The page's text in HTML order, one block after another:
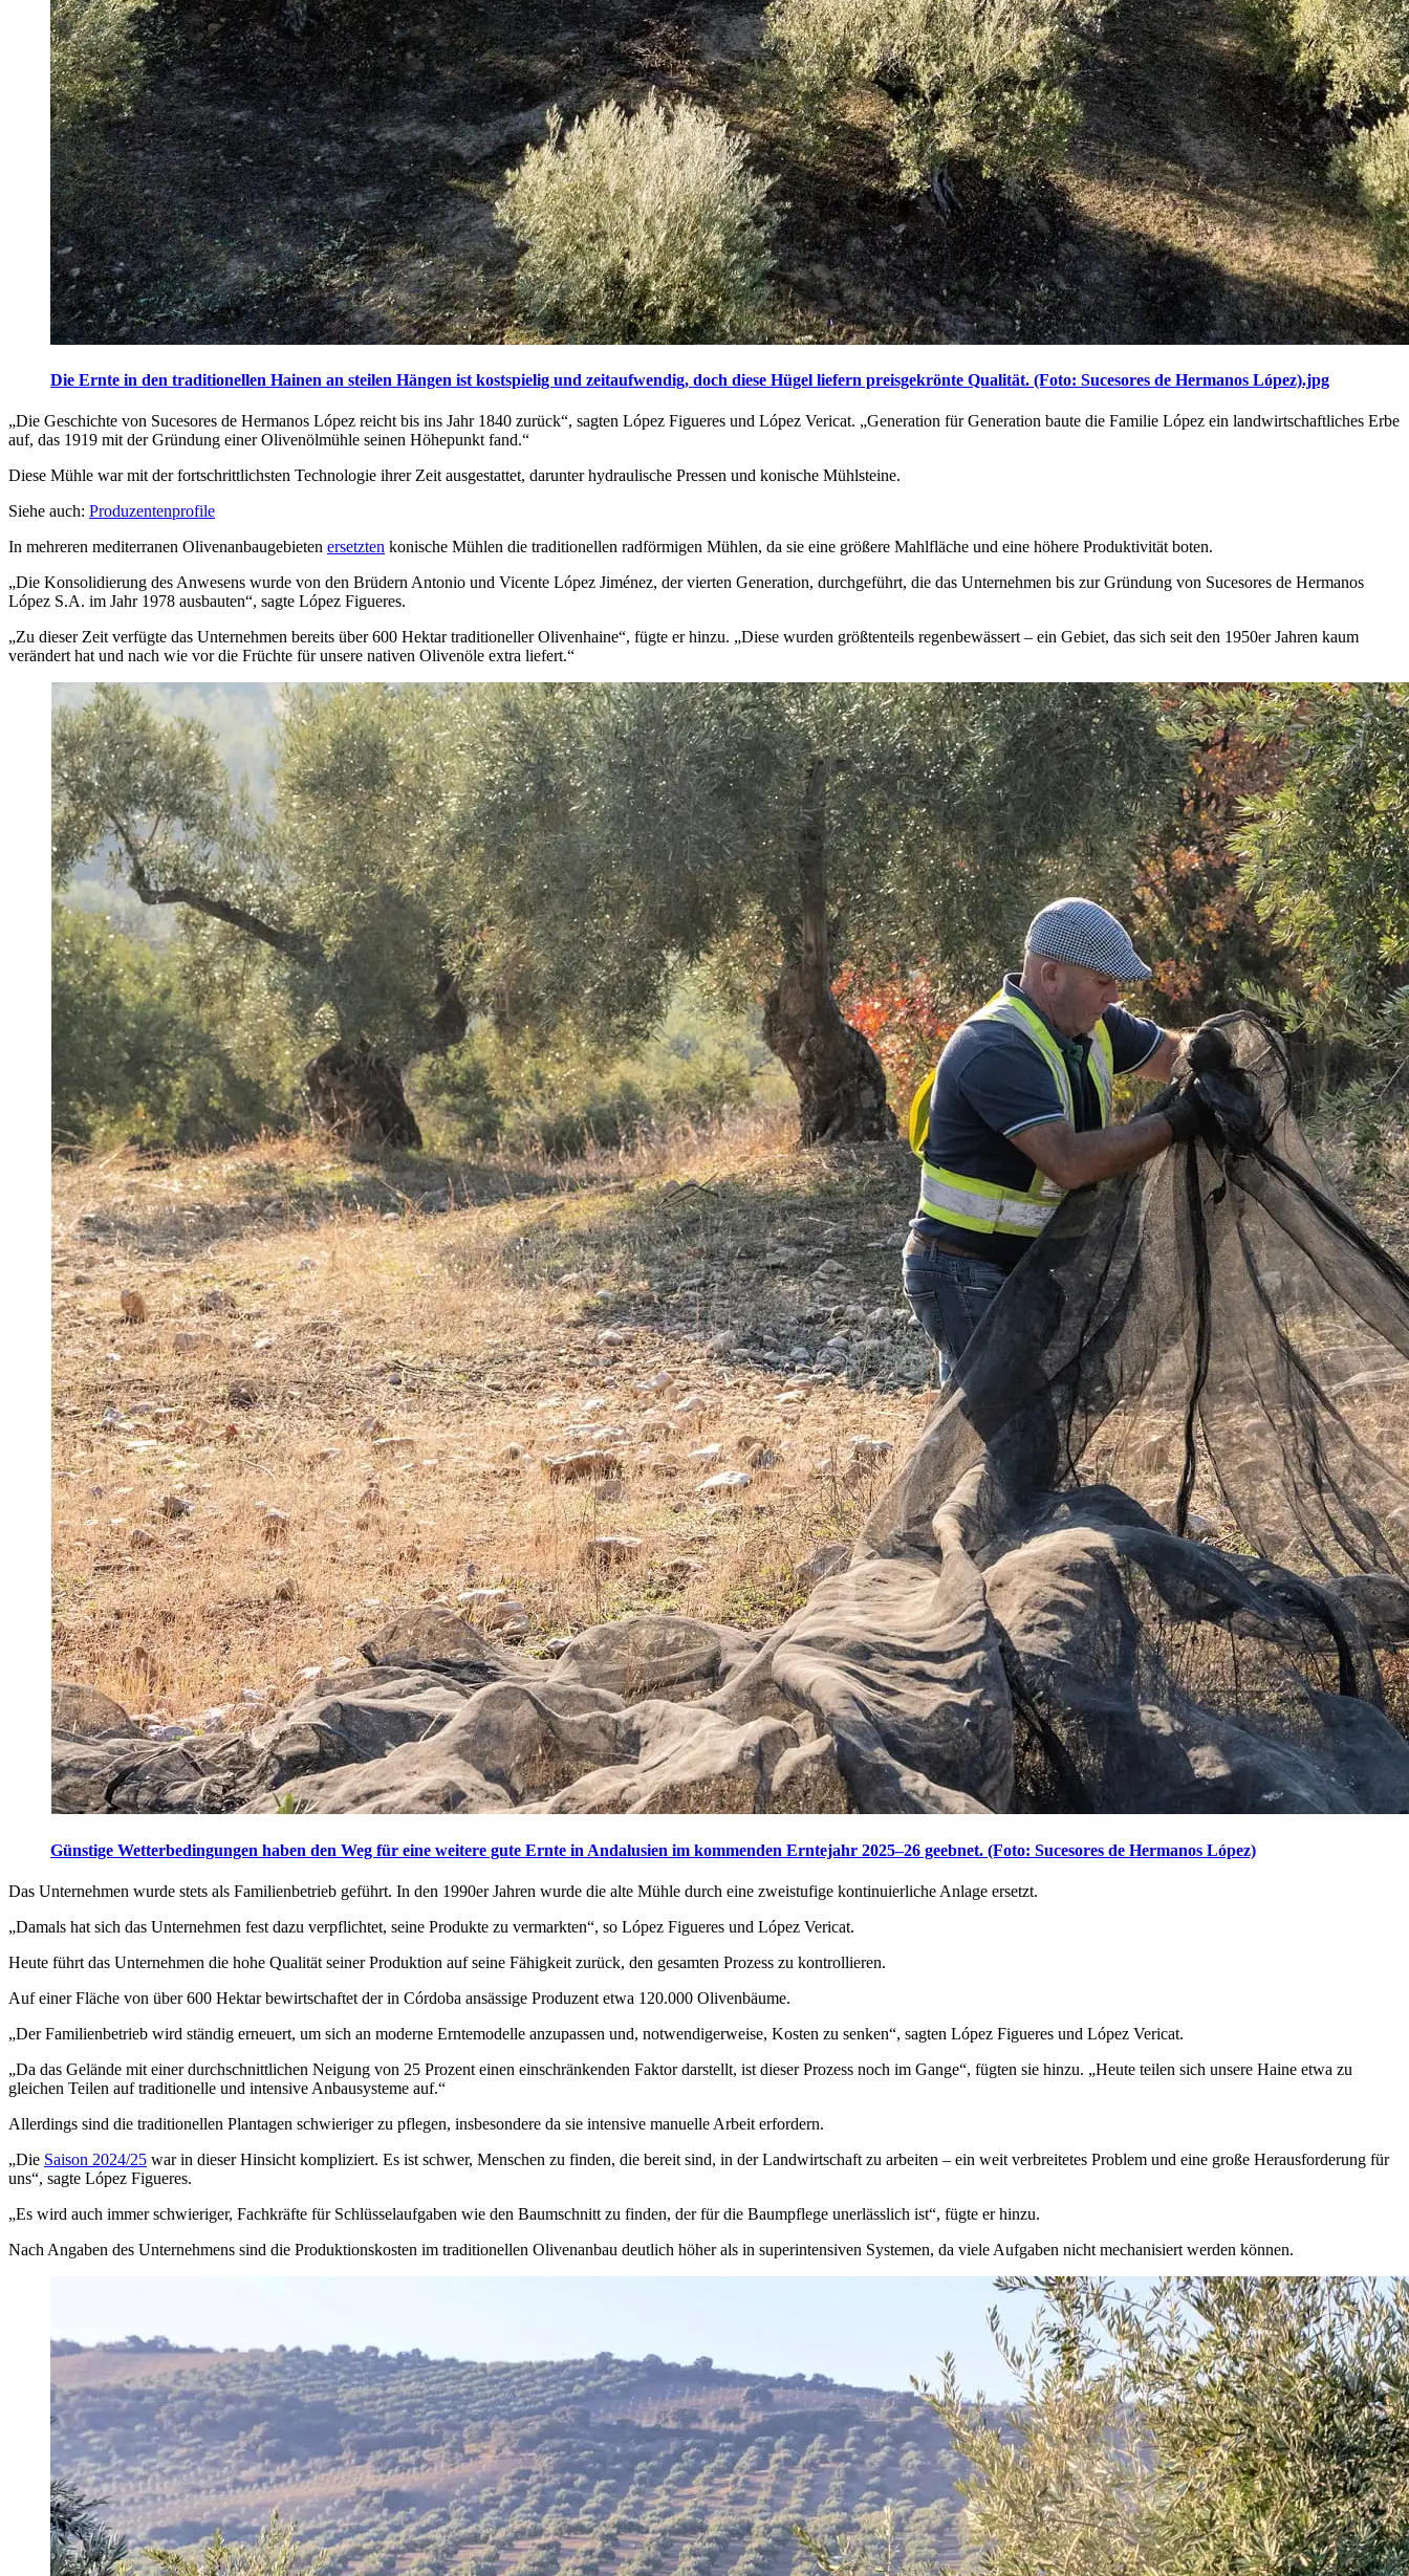
Die Ernte in den traditionellen Hainen an steilen Hängen ist kostspielig und zeitaufwendig, doch diese Hügel liefern preisgekrönte Qualität. (Foto: Sucesores de Hermanos López).jpg
„Die Geschichte von Sucesores de Hermanos López reicht bis ins Jahr 1840 zurück“, sagten López Figueres und López Vericat. „Generation für Generation baute die Familie López ein landwirtschaftliches Erbe
auf, das 1919 mit der Gründung einer Olivenölmühle seinen Höhepunkt fand.“
Diese Mühle war mit der fortschrittlichsten Technologie ihrer Zeit ausgestattet, darunter hydraulische Pressen und konische Mühlsteine.
Siehe auch: Produzentenprofile
In mehreren mediterranen Olivenanbaugebieten ersetzten konische Mühlen die traditionellen radförmigen Mühlen, da sie eine größere Mahlfläche und eine höhere Produktivität boten.
„Die Konsolidierung des Anwesens wurde von den Brüdern Antonio und Vicente López Jiménez, der vierten Generation, durchgeführt, die das Unternehmen bis zur Gründung von Sucesores de Hermanos
López S.A. im Jahr 1978 ausbauten“, sagte López Figueres.
„Zu dieser Zeit verfügte das Unternehmen bereits über 600 Hektar traditioneller Olivenhaine“, fügte er hinzu. „Diese wurden größtenteils regenbewässert – ein Gebiet, das sich seit den 1950er Jahren kaum
verändert hat und nach wie vor die Früchte für unsere nativen Olivenöle extra liefert.“
Günstige Wetterbedingungen haben den Weg für eine weitere gute Ernte in Andalusien im kommenden Erntejahr 2025–26 geebnet. (Foto: Sucesores de Hermanos López)
Das Unternehmen wurde stets als Familienbetrieb geführt. In den 1990er Jahren wurde die alte Mühle durch eine zweistufige kontinuierliche Anlage ersetzt.
„Damals hat sich das Unternehmen fest dazu verpflich­tet, seine Produkte zu ver­mark­ten“, so López Figueres und López Vericat.
Heute führt das Unternehmen die hohe Qualität seiner Produktion auf seine Fähigkeit zurück, den gesamten Prozess zu kontrollieren.
Auf einer Fläche von über 600 Hektar bewirtschaftet der in Córdoba ansässige Produzent etwa 120.000 Olivenbäume.
„Der Familienbetrieb wird ständ­ig er­neuert, um sich an moderne Ernte­modelle anzupassen und, not­wend­iger­weise, Kosten zu senken“, sag­ten López Figueres und López Vericat.
„Da das Gelände mit einer durchschnittlichen Neigung von 25 Prozent einen einschränkenden Faktor darstellt, ist dieser Prozess noch im Gange“, fügten sie hinzu. „Heute teilen sich unsere Haine etwa zu
gleichen Teilen auf traditionelle und intensive Anbausysteme auf.“
Allerdings sind die traditionellen Plantagen schwieriger zu pflegen, insbesondere da sie intensive manuelle Arbeit erfordern.
„Die Saison 2024/25 war in dieser Hinsicht kompliziert. Es ist schwer, Menschen zu finden, die bereit sind, in der Landwirtschaft zu arbeiten – ein weit verbreitetes Problem und eine große Herausforderung für
uns“, sagte López Figueres.
„Es wird auch immer schwieriger, Fachkräfte für Schlüsselaufgaben wie den Baumschnitt zu finden, der für die Baumpflege unerlässlich ist“, fügte er hinzu.
Nach Angaben des Unternehmens sind die Produktionskosten im traditionellen Olivenanbau deutlich höher als in superintensiven Systemen, da viele Aufgaben nicht mechanisiert werden können.